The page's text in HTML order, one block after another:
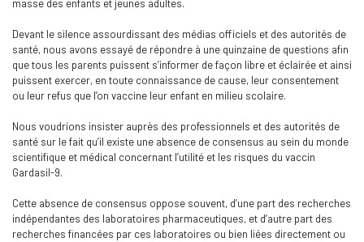
masse des enfants et jeunes adultes.
Devant le silence assourdissant des médias officiels et des autorités de
santé, nous avons essayé de répondre à une quinzaine de questions afin
que tous les parents puissent s’informer de façon libre et éclairée et ainsi
puissent exercer, en toute connaissance de cause, leur consentement
ou leur refus que l’on vaccine leur enfant en milieu scolaire.
Nous voudrions insister auprès des professionnels et des autorités de
santé sur le fait qu’il existe une absence de consensus au sein du monde
scientifique et médical concernant l’utilité et les risques du vaccin
Gardasil-9.
Cette absence de consensus oppose souvent, d’une part des recherches
indépendantes des laboratoires pharmaceutiques, et d’autre part des
recherches financées par ces laboratoires ou bien liées directement ou